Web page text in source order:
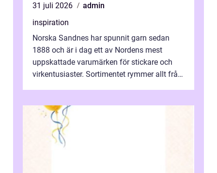
31 juli 2026
admin
inspiration
Norska Sandnes har spunnit garn sedan
1888 och är i dag ett av Nordens mest
uppskattade varumärken för stickare och
virkentusiaster. Sortimentet rymmer allt från